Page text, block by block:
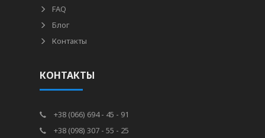
FAQ
Блог
Контакты
КОНТАКТЫ
+38 (066) 694 - 45 - 91
+38 (098) 307 - 55 - 25